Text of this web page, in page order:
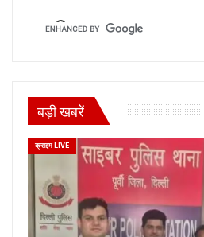
बड़ी खबरें
क्राइम LIVE